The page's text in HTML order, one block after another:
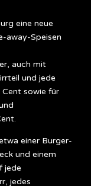
eine neue
away-Speisen
auch mit
und jede
sowie für
einer Burger-
und einem
jede
jedes